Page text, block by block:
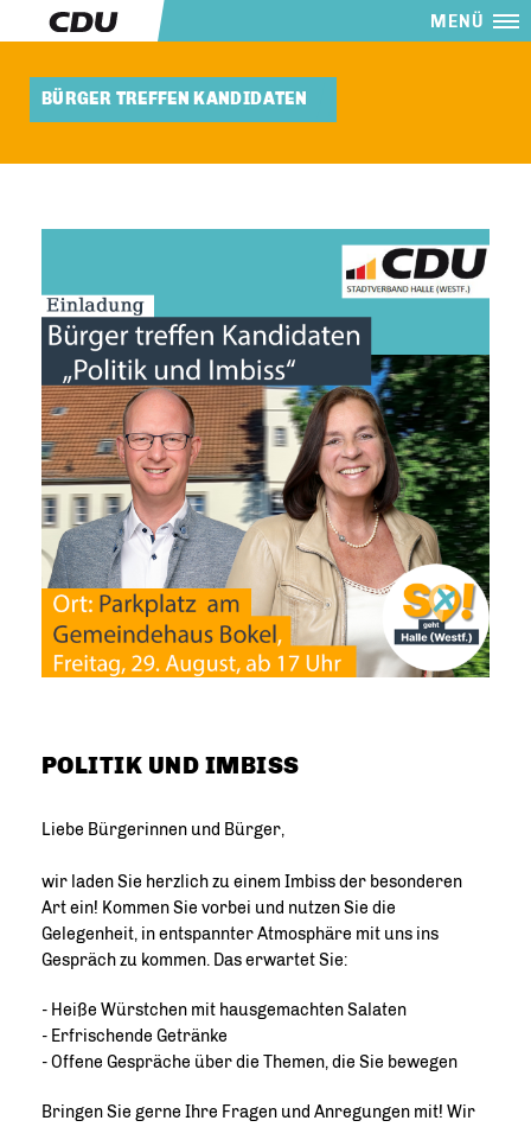
MENÜ
BÜRGER TREFFEN KANDIDATEN
POLITIK UND IMBISS
Liebe Bürgerinnen und Bürger,
wir laden Sie herzlich zu einem Imbiss der besonderen
Art ein! Kommen Sie vorbei und nutzen Sie die
Gelegenheit, in entspannter Atmosphäre mit uns ins
Gespräch zu kommen. Das erwartet Sie:
- Heiße Würstchen mit hausgemachten Salaten
- Erfrischende Getränke
- Offene Gespräche über die Themen, die Sie bewegen
Bringen Sie gerne Ihre Fragen und Anregungen mit! Wir